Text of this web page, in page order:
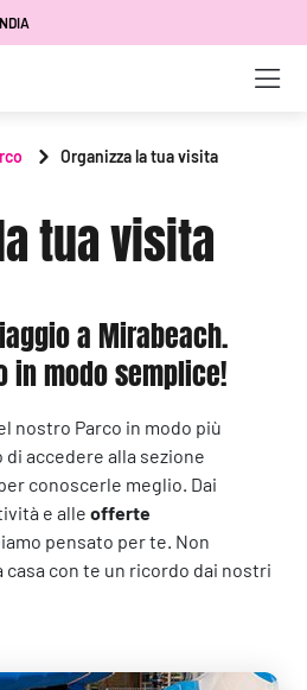
Organizza la tua visita
tua visita
a Mirabeach.
in modo semplice!
nostro Parco in modo più
di accedere alla sezione
conoscerle meglio. Dai
e alle offerte
pensato per te. Non
con te un ricordo dai nostri